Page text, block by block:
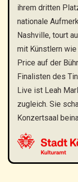
ihrem dritten
nationale
Nashville, tourt
mit Künstlern
Price auf der
Finalisten des
Live ist Leah
zugleich. Sie
Konzertsaal